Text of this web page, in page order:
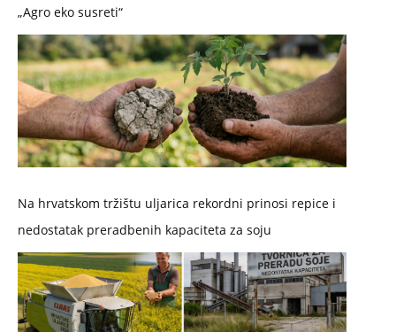
„Agro eko susreti“
Na hrvatskom tržištu uljarica rekordni prinosi repice i
nedostatak preradbenih kapaciteta za soju